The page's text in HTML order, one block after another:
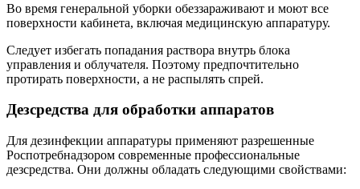
Во время генеральной уборки обеззараживают и моют все
поверхности кабинета, включая медицинскую аппаратуру.
Следует избегать попадания раствора внутрь блока
управления и облучателя. Поэтому предпочтительно
протирать поверхности, а не распылять спрей.
Дезсредства для обработки аппаратов
Для дезинфекции аппаратуры применяют разрешенные
Роспотребнадзором современные профессиональные
дезсредства. Они должны обладать следующими свойствами: